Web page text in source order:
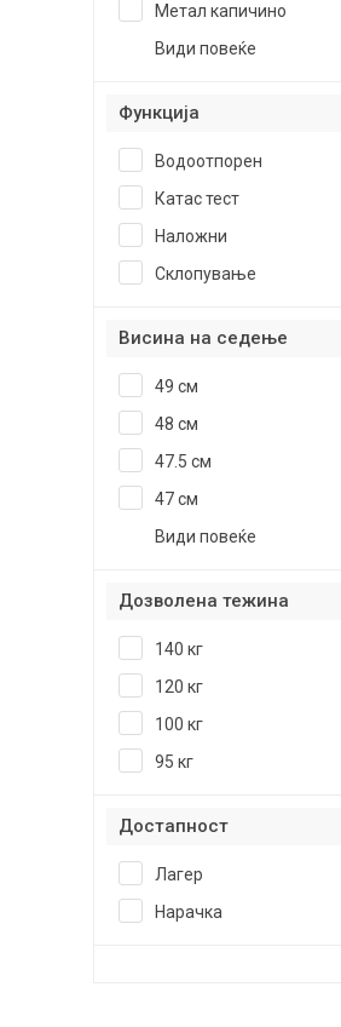
Метал капичино
Види повеќе
Функција
Водоотпорен
Катас тест
Наложни
Склопување
Висина на седење
49 см
48 см
47.5 см
47 см
Види повеќе
Дозволена тежина
140 кг
120 кг
100 кг
95 кг
Достапност
Лагер
Нарачка